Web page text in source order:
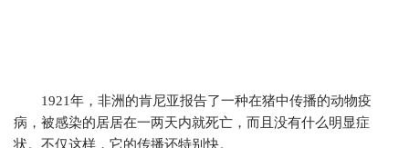
1921年，非洲的肯尼亚报告了一种在猪中传播的动物疫
病，被感染的居居在一两天内就死亡，而且没有什么明显症
状。不仅这样，它的传播还特别快。